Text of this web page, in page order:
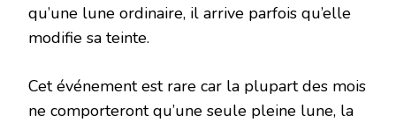
qu’une lune ordinaire, il arrive parfois qu’elle
modifie sa teinte.
Cet événement est rare car la plupart des mois
ne comporteront qu’une seule pleine lune, la